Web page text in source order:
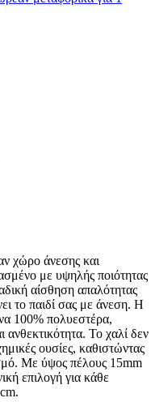
χώρο άνεσης και
με υψηλής ποιότητας
αίσθηση απαλότητας
το παιδί σας με άνεση. Η
100% πολυεστέρα,
ανθεκτικότητα. Το χαλί δεν
ουσίες, καθιστώντας
Με ύψος πέλους 15mm
επιλογή για κάθε